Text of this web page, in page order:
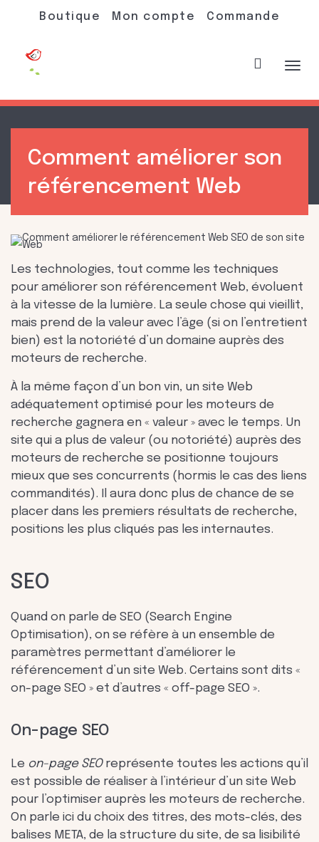
Boutique Mon compte Commande
Comment améliorer son
référencement Web
Les technologies, tout comme les techniques
pour améliorer son référencement Web, évoluent
à la vitesse de la lumière. La seule chose qui vieillit,
mais prend de la valeur avec l’âge (si on l’entretient
bien) est la notoriété d’un domaine auprès des
moteurs de recherche.
À la même façon d’un bon vin, un site Web
adéquatement optimisé pour les moteurs de
recherche gagnera en « valeur » avec le temps. Un
site qui a plus de valeur (ou notoriété) auprès des
moteurs de recherche se positionne toujours
mieux que ses concurrents (hormis le cas des liens
commandités). Il aura donc plus de chance de se
placer dans les premiers résultats de recherche,
positions les plus cliqués pas les internautes.
SEO
Quand on parle de SEO (Search Engine
Optimisation), on se réfère à un ensemble de
paramètres permettant d’améliorer le
référencement d’un site Web. Certains sont dits «
on-page SEO » et d’autres « off-page SEO ».
On-page SEO
Le on-page SEOreprésente toutes les actions qu’il
est possible de réaliser à l’intérieur d’un site Web
pour l’optimiser auprès les moteurs de recherche.
On parle ici du choix des titres, des mots-clés, des
balises META, de la structure du site, de sa lisibilité